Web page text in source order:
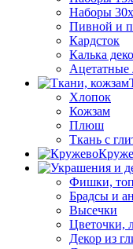
Наборы
Пивной и
Кардсток
Калька
Ацетатные
Хлопок
Кожзам
Плюш
Ткань с
Фишки,
Брадсы и
Высечки
Цветочки,
Декор из